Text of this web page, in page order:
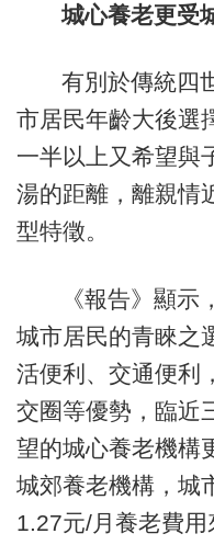
城心養老更受
有別於傳統四
市居民年齡大後選
一半以上又希望與
湯的距離，離親情
型特徵。
《報告》顯
城市居民的青睞之
活便利、交通便利
交圈等優勢，臨近
望的城心養老機構
城郊養老機構，城
1.27元/月養老費